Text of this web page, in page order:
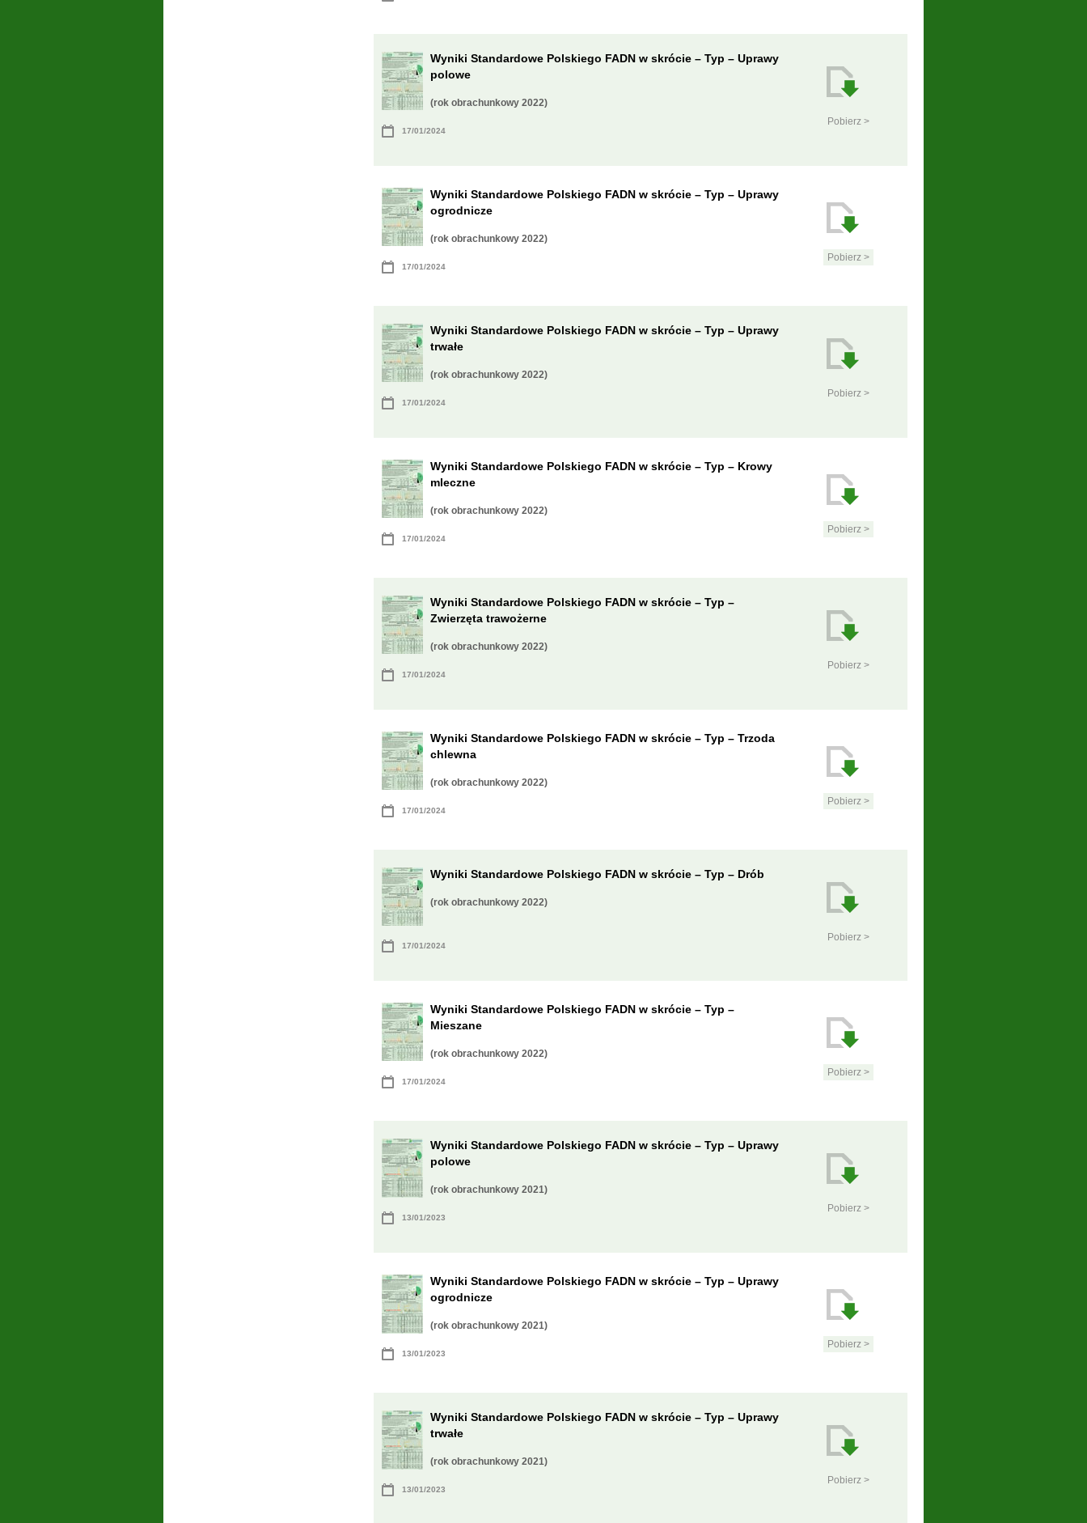
Wyniki Standardowe Polskiego FADN w skrócie – Typ – Uprawy
polowe
(rok obrachunkowy 2022)
17/01/2024
Pobierz >
Wyniki Standardowe Polskiego FADN w skrócie – Typ – Uprawy
ogrodnicze
(rok obrachunkowy 2022)
17/01/2024
Pobierz >
Wyniki Standardowe Polskiego FADN w skrócie – Typ – Uprawy
trwałe
(rok obrachunkowy 2022)
17/01/2024
Pobierz >
Wyniki Standardowe Polskiego FADN w skrócie – Typ – Krowy
mleczne
(rok obrachunkowy 2022)
17/01/2024
Pobierz >
Wyniki Standardowe Polskiego FADN w skrócie – Typ –
Zwierzęta trawożerne
(rok obrachunkowy 2022)
17/01/2024
Pobierz >
Wyniki Standardowe Polskiego FADN w skrócie – Typ – Trzoda
chlewna
(rok obrachunkowy 2022)
17/01/2024
Pobierz >
Wyniki Standardowe Polskiego FADN w skrócie – Typ – Drób
(rok obrachunkowy 2022)
17/01/2024
Pobierz >
Wyniki Standardowe Polskiego FADN w skrócie – Typ –
Mieszane
(rok obrachunkowy 2022)
17/01/2024
Pobierz >
Wyniki Standardowe Polskiego FADN w skrócie – Typ – Uprawy
polowe
(rok obrachunkowy 2021)
13/01/2023
Pobierz >
Wyniki Standardowe Polskiego FADN w skrócie – Typ – Uprawy
ogrodnicze
(rok obrachunkowy 2021)
13/01/2023
Pobierz >
Wyniki Standardowe Polskiego FADN w skrócie – Typ – Uprawy
trwałe
(rok obrachunkowy 2021)
13/01/2023
Pobierz >